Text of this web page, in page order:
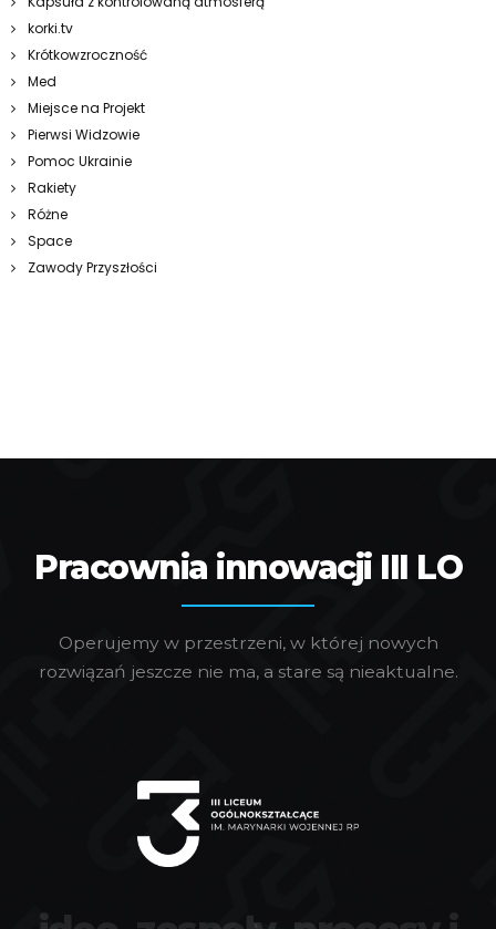
korki.tv
Krótkowzroczność
Med
Miejsce na Projekt
Pierwsi Widzowie
Pomoc Ukrainie
Rakiety
Różne
Space
Zawody Przyszłości
Pracownia innowacji III LO
Operujemy w przestrzeni, w której nowych
rozwiązań jeszcze nie ma, a stare są nieaktualne.